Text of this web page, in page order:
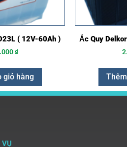
( 12V-60Ah )
₫
giỏ hàng
Ắc Quy
VỤ